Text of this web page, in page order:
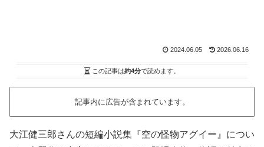
2024.06.05 2026.06.16
この記事は約4分で読めます。
記事内に広告が含まれています。
大江健三郎さんの短編小説集『空の怪物アグイー』につい